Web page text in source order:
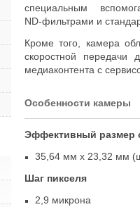
специальным
ND-фильтрами и
Кроме того
камера
скоростной
медиаконтента с
Особенности камеры
Эффективный размер
35,64 мм x 23,32 мм (
Шаг пикселя
2,9 микрона